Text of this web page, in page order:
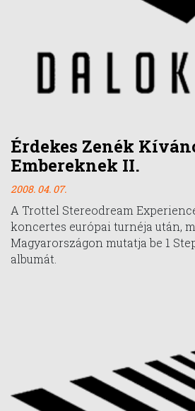
Érdekes Zenék
Embereknek II.
2008. 04. 07.
A Trottel Stereodream
koncertes európai turnéja után,
Magyarországon mutatja be 1
albumát.